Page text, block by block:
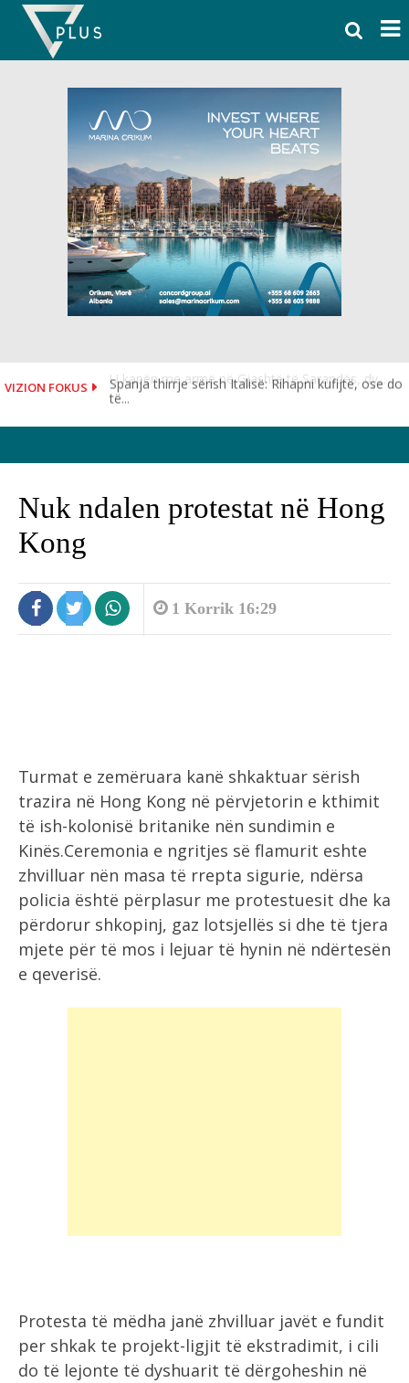
Skip
content
VIZION FOKUS
Spanja thirrje sërish Italisë: Rihapni kufijtë, ose do
të...
Nuk ndalen protestat në Hong
Kong
1 Korrik 16:29
Turmat e zemëruara kanë shkaktuar sërish
trazira në Hong Kong në përvjetorin e kthimit
të ish-kolonisë britanike nën sundimin e
Kinës.Ceremonia e ngritjes së flamurit eshte
zhvilluar nën masa të rrepta sigurie, ndërsa
policia është përplasur me protestuesit dhe ka
përdorur shkopinj, gaz lotsjellës si dhe të tjera
mjete për të mos i lejuar të hynin në ndërtesën
e qeverisë.
Protesta të mëdha janë zhvilluar javët e fundit
per shkak te projekt-ligjit të ekstradimit, i cili
do të lejonte të dyshuarit të dërgoheshin në